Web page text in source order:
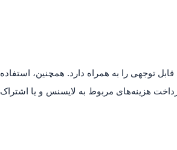
توجهی را به همراه دارد. همچنین، استفاده
هزینه‌های مربوط به لایسنس و یا اشتراک